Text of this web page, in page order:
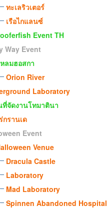
ทะเลริวเตอร์
เรือไกแลนซ์
Event TH
Way Event
ลมฮอสกา
Orion River
Laboratory
ที่จัดงานโทมาตินา
กรานเด
Event
Venue
Dracula Castle
Laboratory
Mad Laboratory
Spinnen Abandoned Hospital